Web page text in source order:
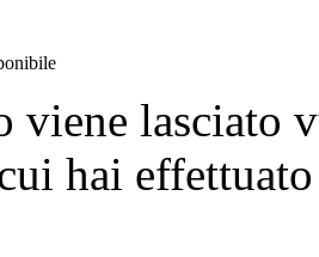
viene lasciato
hai